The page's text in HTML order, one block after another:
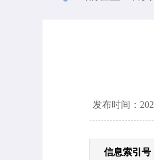
发布时间：
信息索引号